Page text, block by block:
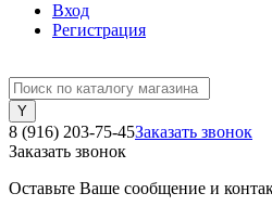
Вход
Регистрация
8 (916) 203-75-45Заказать звонок
Заказать звонок
Оставьте Ваше сообщение и